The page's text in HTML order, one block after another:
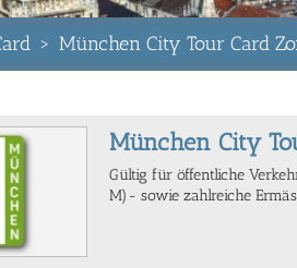
> München City Tour Card
München City
Gültig für öffentliche
M)- sowie zahlreiche